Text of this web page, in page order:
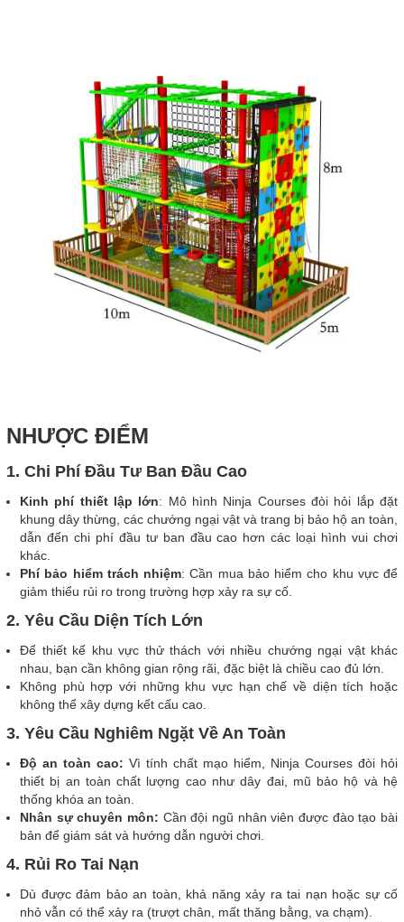
NHƯỢC ĐIỂM
1. Chi Phí Đầu Tư Ban Đầu Cao
Kinh phí thiết lập lớn: Mô hình Ninja Courses đòi hỏi lắp đặt
khung dây thừng, các chướng ngại vật và trang bị bảo hộ an toàn,
dẫn đến chi phí đầu tư ban đầu cao hơn các loại hình vui chơi
khác.
Phí bảo hiểm trách nhiệm: Cần mua bảo hiểm cho khu vực để
giảm thiểu rủi ro trong trường hợp xảy ra sự cố.
2. Yêu Cầu Diện Tích Lớn
Để thiết kế khu vực thử thách với nhiều chướng ngại vật khác
nhau, bạn cần không gian rộng rãi, đặc biệt là chiều cao đủ lớn.
Không phù hợp với những khu vực hạn chế về diện tích hoặc
không thể xây dựng kết cấu cao.
3. Yêu Cầu Nghiêm Ngặt Về An Toàn
Độ an toàn cao: Vì tính chất mạo hiểm, Ninja Courses đòi hỏi
thiết bị an toàn chất lượng cao như dây đai, mũ bảo hộ và hệ
thống khóa an toàn.
Nhân sự chuyên môn: Cần đội ngũ nhân viên được đào tạo bài
bản để giám sát và hướng dẫn người chơi.
4. Rủi Ro Tai Nạn
Dù được đảm bảo an toàn, khả năng xảy ra tai nạn hoặc sự cố
nhỏ vẫn có thể xảy ra (trượt chân, mất thăng bằng, va chạm).